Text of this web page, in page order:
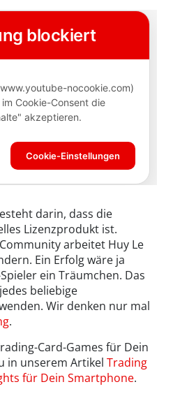
darin, dass die
Lizenzprodukt ist.
arbeitet Huy Le
Ein Erfolg wäre ja
ein Träumchen. Das
beliebige
Wir denken nur mal
.
Card-Games für Dein
in unserem Artikel Trading
für Dein Smartphone.